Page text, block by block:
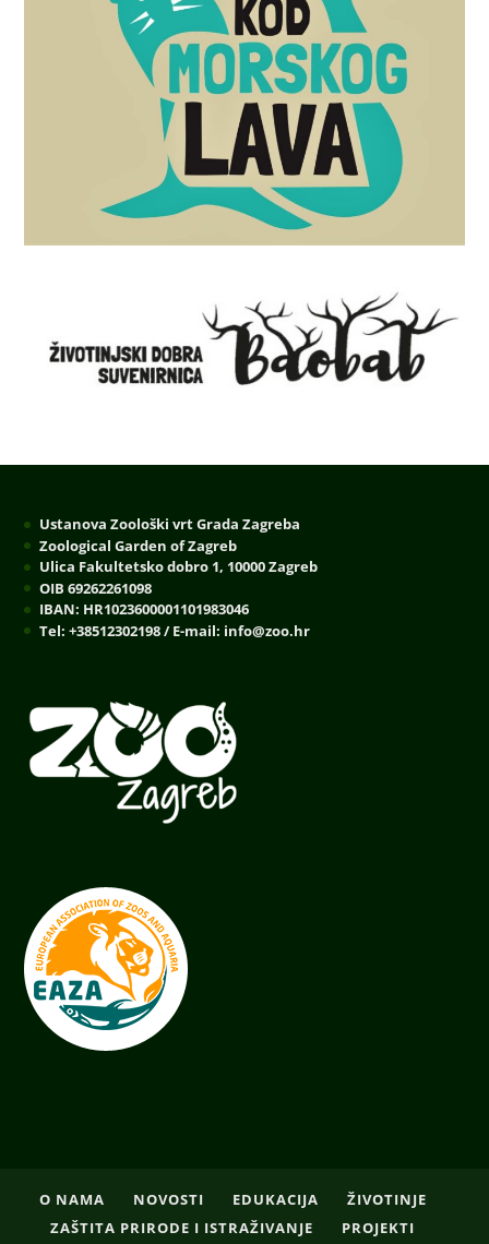
Ustanova Zoološki vrt Grada Zagreba
Zoological Garden of Zagreb
Ulica Fakultetsko dobro 1, 10000 Zagreb
OIB 69262261098
IBAN: HR1023600001101983046
Tel: +38512302198 / E-mail: info@zoo.hr
O NAMA NOVOSTI EDUKACIJA
ŽIVOTINJE
ZAŠTITA PRIRODE I ISTRAŽIVANJE
PROJEKTI